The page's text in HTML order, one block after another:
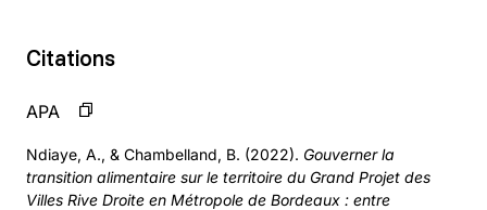
Citations
APA
Ndiaye, A., & Chambelland, B. (2022). Gouverner la
transition alimentaire sur le territoire du Grand Projet des
Villes Rive Droite en Métropole de Bordeaux : entre